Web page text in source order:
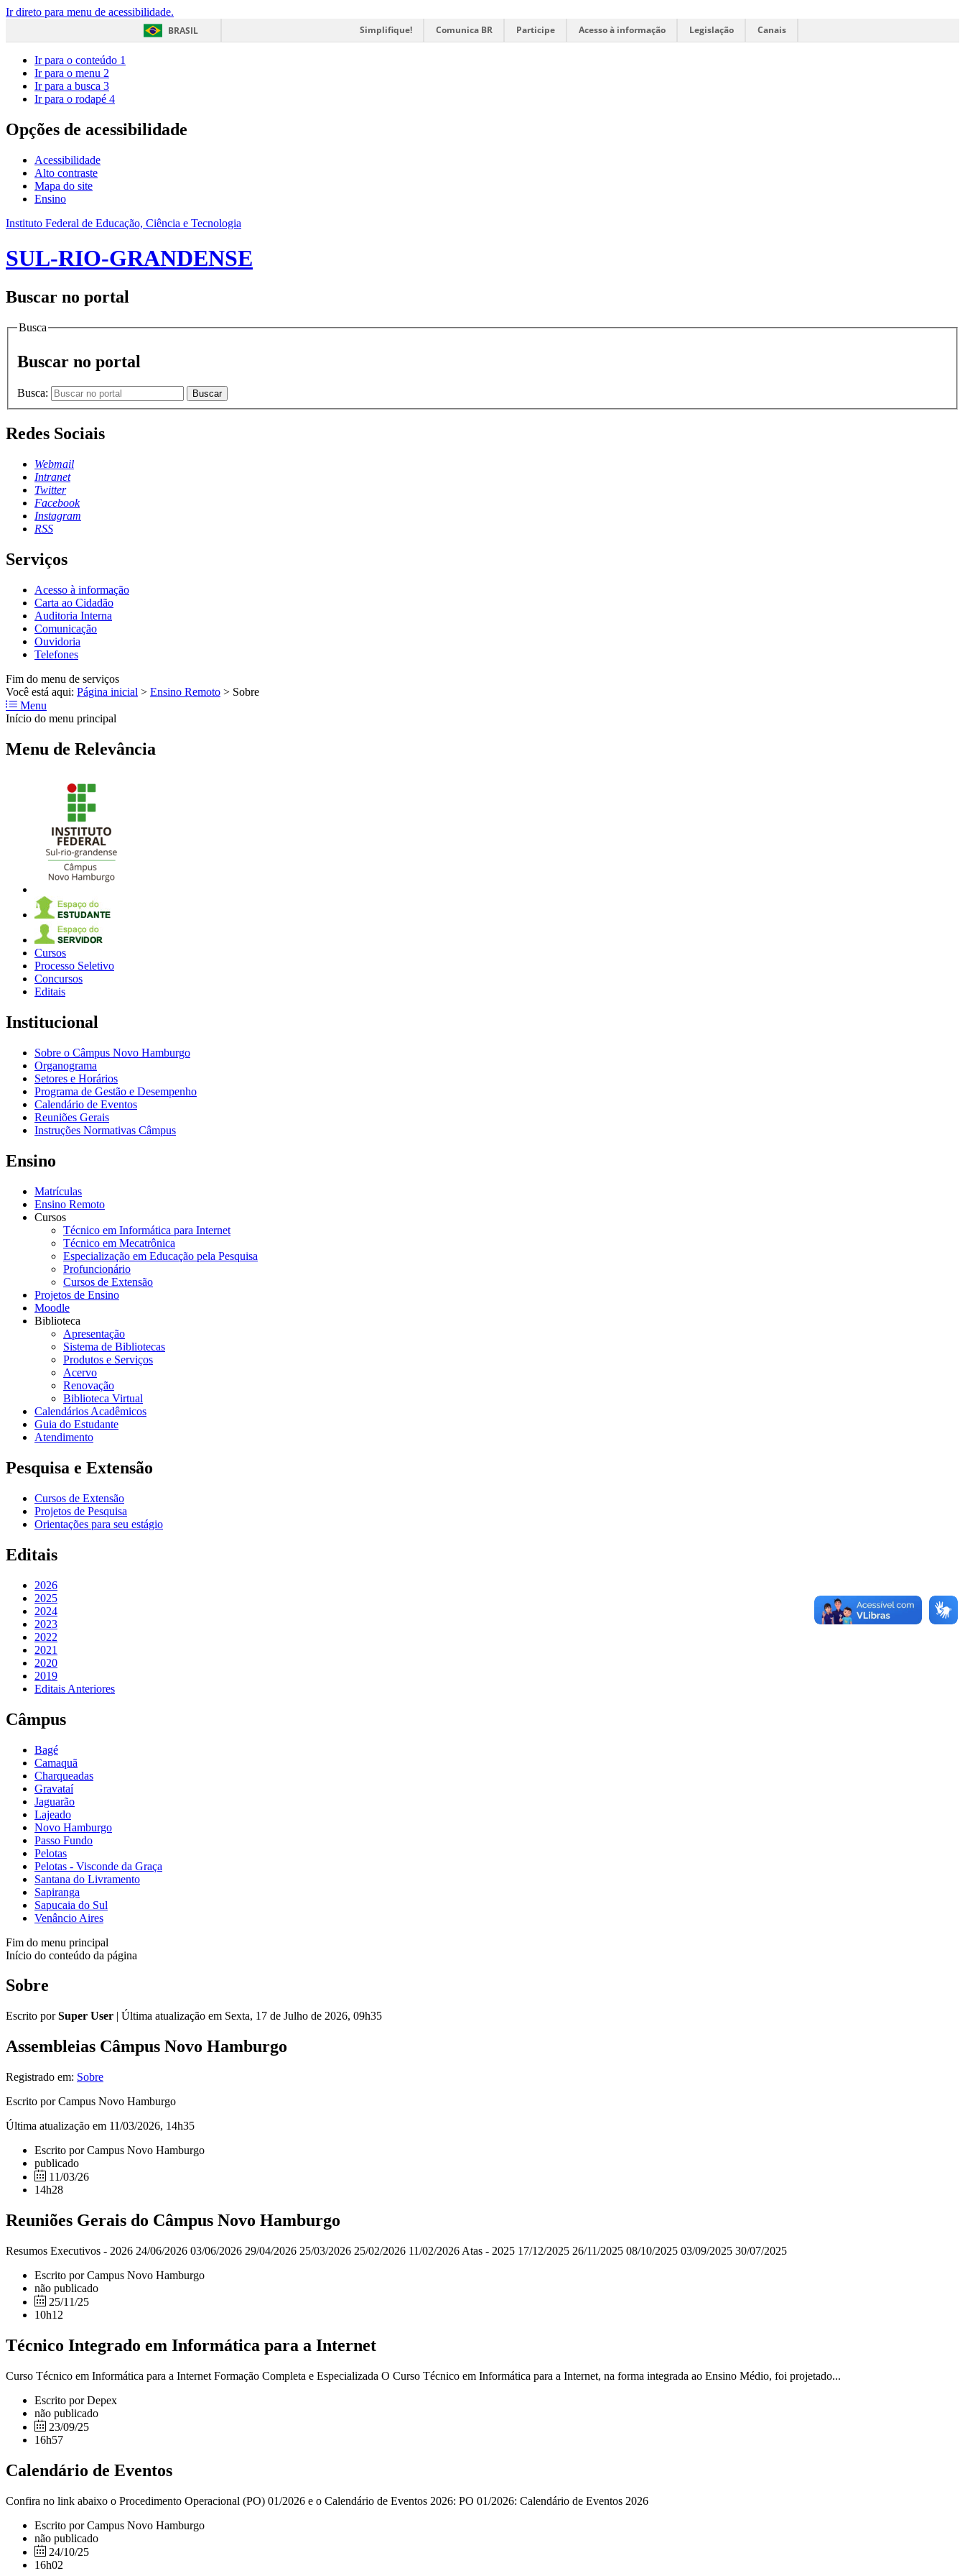
Ir direto para menu de acessibilidade.
BRASIL
Simplifique! Comunica BR Participe Acesso à informação Legislação Canais
Ir para o conteúdo 1
Ir para o menu 2
Ir para a busca 3
Ir para o rodapé 4
Opções de acessibilidade
Acessibilidade
Alto contraste
Mapa do site
Ensino
Instituto Federal de Educação, Ciência e Tecnologia
SUL-RIO-GRANDENSE
Buscar no portal
Busca
Buscar no portal
Busca: Buscar
Redes Sociais
Webmail
Intranet
Twitter
Facebook
Instagram
RSS
Serviços
Acesso à informação
Carta ao Cidadão
Auditoria Interna
Comunicação
Ouvidoria
Telefones
Fim do menu de serviços
Você está aqui: Página inicial > Ensino Remoto > Sobre
Menu
Início do menu principal
Menu de Relevância
Cursos
Processo Seletivo
Concursos
Editais
Institucional
Sobre o Câmpus Novo Hamburgo
Organograma
Setores e Horários
Programa de Gestão e Desempenho
Calendário de Eventos
Reuniões Gerais
Instruções Normativas Câmpus
Ensino
Matrículas
Ensino Remoto
Cursos
Técnico em Informática para Internet
Técnico em Mecatrônica
Especialização em Educação pela Pesquisa
Profuncionário
Cursos de Extensão
Projetos de Ensino
Moodle
Biblioteca
Apresentação
Sistema de Bibliotecas
Produtos e Serviços
Acervo
Renovação
Biblioteca Virtual
Calendários Acadêmicos
Guia do Estudante
Atendimento
Pesquisa e Extensão
Cursos de Extensão
Projetos de Pesquisa
Orientações para seu estágio
Editais
2026
2025
2024
2023
2022
2021
2020
2019
Editais Anteriores
Câmpus
Bagé
Camaquã
Charqueadas
Gravataí
Jaguarão
Lajeado
Novo Hamburgo
Passo Fundo
Pelotas
Pelotas - Visconde da Graça
Santana do Livramento
Sapiranga
Sapucaia do Sul
Venâncio Aires
Fim do menu principal
Início do conteúdo da página
Sobre
Escrito porSuper User | Última atualização em Sexta, 17 de Julho de 2026, 09h35
Assembleias Câmpus Novo Hamburgo
Registrado em: Sobre
Escrito por Campus Novo Hamburgo
Última atualização em 11/03/2026, 14h35
Escrito por Campus Novo Hamburgo
publicado
11/03/26
14h28
Reuniões Gerais do Câmpus Novo Hamburgo
Resumos Executivos - 2026 24/06/2026 03/06/2026 29/04/2026 25/03/2026 25/02/2026 11/02/2026 Atas - 2025 17/12/2025 26/11/2025 08/10/2025 03/09/2025 30/07/2025
Escrito por Campus Novo Hamburgo
não publicado
25/11/25
10h12
Técnico Integrado em Informática para a Internet
Curso Técnico em Informática para a Internet Formação Completa e Especializada O Curso Técnico em Informática para a Internet, na forma integrada ao Ensino Médio, foi projetado...
Escrito por Depex
não publicado
23/09/25
16h57
Calendário de Eventos
Confira no link abaixo o Procedimento Operacional (PO) 01/2026 e o Calendário de Eventos 2026: PO 01/2026: Calendário de Eventos 2026
Escrito por Campus Novo Hamburgo
não publicado
24/10/25
16h02